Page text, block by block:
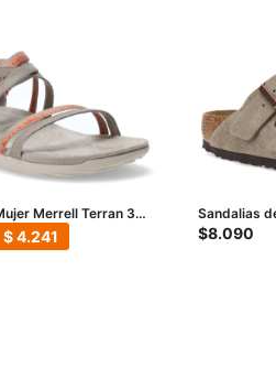
Merrell Terran 3
$ 4.241
Sandalias
ARIZONA
$8.090